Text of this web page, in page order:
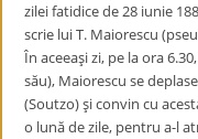
zilei fatidice de 28 iunie
scrie lui T. Maiorescu
În aceeaşi zi, pe la ora
său), Maiorescu se
(Soutzo) şi convin cu
o lună de zile, pentru a-l